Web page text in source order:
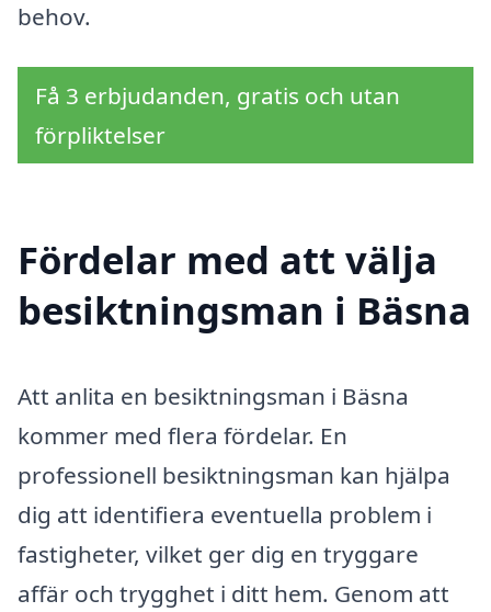
behov.
Få 3 erbjudanden, gratis och utan
förpliktelser
Fördelar med att välja
besiktningsman i Bäsna
Att anlita en besiktningsman i Bäsna
kommer med flera fördelar. En
professionell besiktningsman kan hjälpa
dig att identifiera eventuella problem i
fastigheter, vilket ger dig en tryggare
affär och trygghet i ditt hem. Genom att